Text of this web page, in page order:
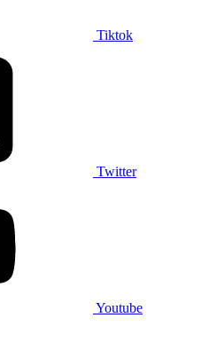
Tiktok
Twitter
Youtube